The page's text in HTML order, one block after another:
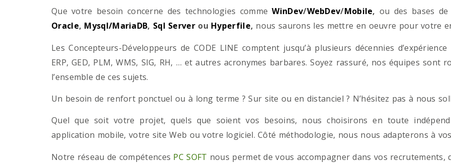
Que votre besoin concerne des technologies commeWinDev/WebDev/Mobile, ou des bases
Oracle, Mysql/MariaDB, Sql Serverou Hyperfile, nous saurons les mettre en oeuvre pour votre
Les Concepteurs-Développeurs de CODE LINE comptent jusqu’à plusieurs décennies
ERP, GED, PLM, WMS, SIG, RH, … et autres acronymes barbares. Soyez rassuré, nos équipes
l’ensemble de ces sujets.
Un besoin de renfort ponctuel ou à long terme ? Sur site ou en distanciel ? N’hésitez pas à nous
Quel que soit votre projet, quels que soient vos besoins, nous choisirons en toute
application mobile, votre site Web ou votre logiciel. Côté méthodologie, nous nous adapterons à
Notre réseau de compétences PC SOFT nous permet de vous accompagner dans vos